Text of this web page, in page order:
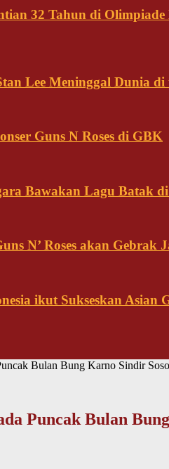
32 Tahun di
Lee Meninggal Dunia di
Guns N Roses di GBK
Bawakan Lagu Batak
N’ Roses akan Gebrak
ikut Sukseskan Asian
Bulan Bung Karno Sindir
Puncak Bulan